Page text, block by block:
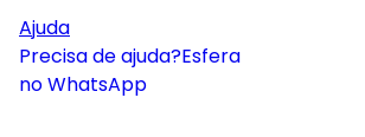
Ajuda
Precisa de ajuda?Esfera
no WhatsApp